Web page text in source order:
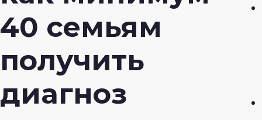
40 семьям
получить
диагноз